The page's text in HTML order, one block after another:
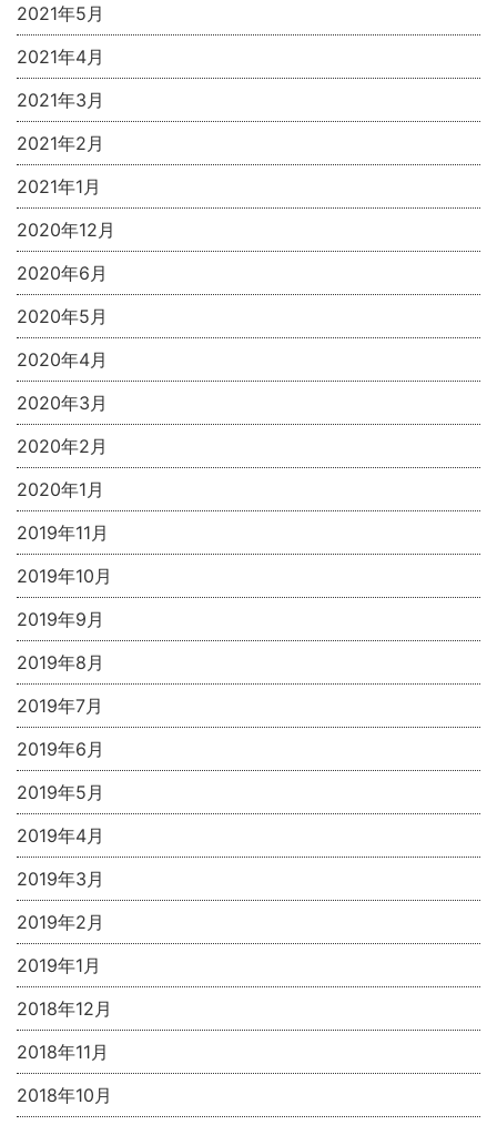
2021年5月
2021年4月
2021年3月
2021年2月
2021年1月
2020年12月
2020年6月
2020年5月
2020年4月
2020年3月
2020年2月
2020年1月
2019年11月
2019年10月
2019年9月
2019年8月
2019年7月
2019年6月
2019年5月
2019年4月
2019年3月
2019年2月
2019年1月
2018年12月
2018年11月
2018年10月